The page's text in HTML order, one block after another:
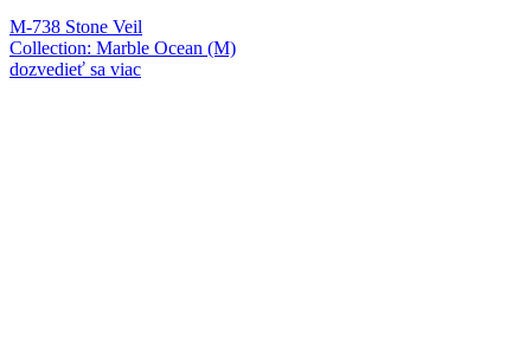
M-738 Stone Veil
Collection: Marble Ocean (M)
dozvedieť sa viac